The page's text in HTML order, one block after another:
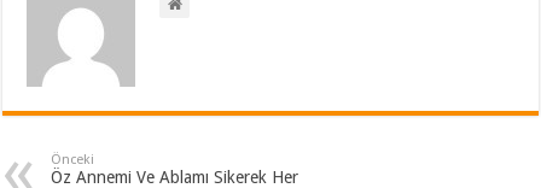
Önceki
Öz Annemi Ve Ablamı Sikerek Her